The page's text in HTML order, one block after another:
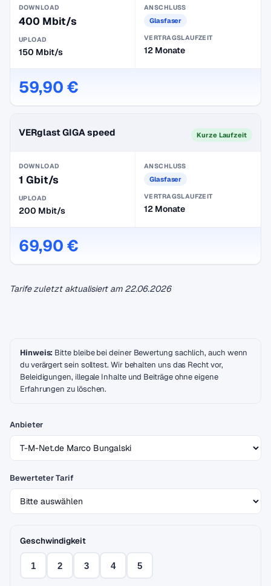
DOWNLOAD
400 Mbit/s
UPLOAD
150 Mbit/s
ANSCHLUSS
Glasfaser
VERTRAGSLAUFZEIT
12 Monate
59,90 €
VERglast GIGA speed Kurze Laufzeit
DOWNLOAD
1 Gbit/s
UPLOAD
200 Mbit/s
ANSCHLUSS
Glasfaser
VERTRAGSLAUFZEIT
12 Monate
69,90 €
Tarife zuletzt aktualisiert am 22.06.2026
Hinweis: Bitte bleibe bei deiner Bewertung sachlich, auch wenn
du verärgert sein solltest. Wir behalten uns das Recht vor,
Beleidigungen, illegale Inhalte und Beiträge ohne eigene
Erfahrungen zu löschen.
Anbieter
Bewerteter Tarif
Geschwindigkeit
1 2 3 4 5